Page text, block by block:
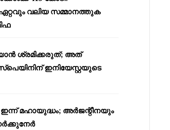
ഏറ്റവും വലിയ സമ്മാനത്തുക
ശ്രമിക്കരുത്; അത്
ഇനിയേസ്റ്റയുടെ
ഇന്ന് മഹായുദ്ധം; അർജന്റീനയും